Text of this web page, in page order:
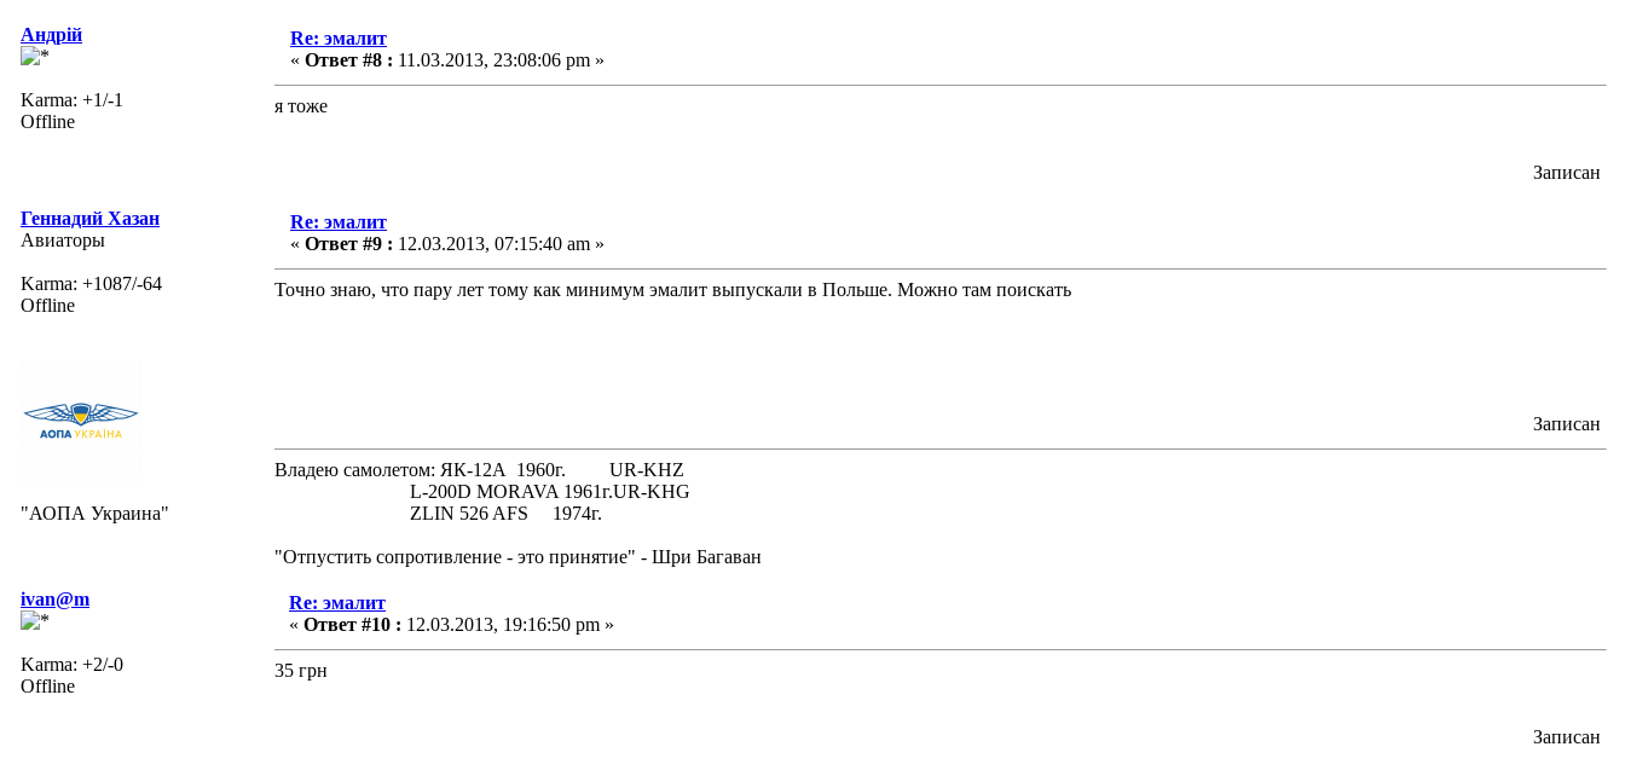
Андрій
Karma: +1/-1
Offline
Re: эмалит
« Ответ #8 : 11.03.2013, 23:08:06 pm »
я тоже
Записан
Геннадий Хазан
Авиаторы
Karma: +1087/-64
Offline
"АОПА Украина"
Re: эмалит
« Ответ #9 : 12.03.2013, 07:15:40 am »
Точно знаю, что пару лет тому как минимум эмалит выпускали в Польше. Можно там поискать
Записан
Владею самолетом: ЯК-12А 1960г. UR-KHZ
L-200D MORAVA 1961г.UR-KHG
ZLIN 526 AFS 1974г.
"Отпустить сопротивление - это принятие" - Шри Багаван
ivan@m
Karma: +2/-0
Offline
Re: эмалит
« Ответ #10 : 12.03.2013, 19:16:50 pm »
35 грн
Записан